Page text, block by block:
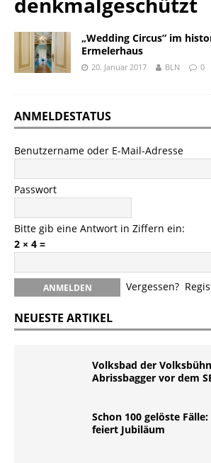
„Wedding Circus” im
Ermelerhaus
20. Januar 2017 BLN 0
ANMELDESTATUS
Benutzername oder E-Mail-Adresse
Passwort
Bitte gib eine Antwort in Ziffern ein:
2 × 4 =
Vergessen?
NEUESTE ARTIKEL
Volksbad der
Abrissbagger vor dem
Schon 100 gelöste
feiert Jubiläum